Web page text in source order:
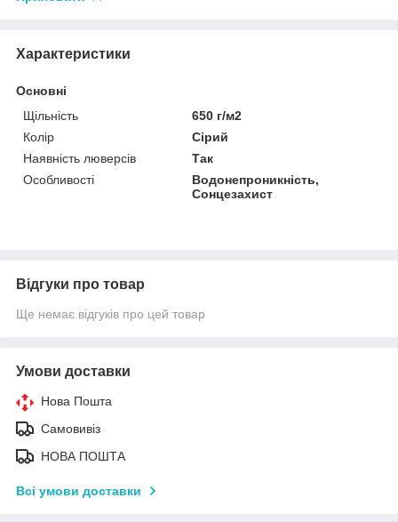
Характеристики
Основні
Щільність
650 г/м2
Колір
Сірий
Наявність люверсів
Так
Особливості
Водонепроникність,
Сонцезахист
Відгуки про товар
Ще немає відгуків про цей товар
Умови доставки
Нова Пошта
Самовивіз
НОВА ПОШТА
Всі умови доставки